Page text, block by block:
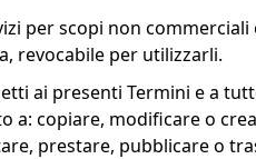
per scopi non
revocabile per utilizzarli.
ai presenti Termini e a
a: copiare, modificare o
prestare, pubblicare o